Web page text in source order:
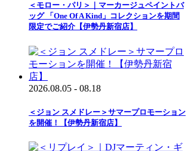
＜モロー・パリ＞｜マーカージュペイントバ
ッグ 「One Of A Kind」コレクションを期間
限定でご紹介【伊勢丹新宿店】
2026.08.05 - 08.18
＜ジョン スメドレー＞サマープロモーション
を開催！【伊勢丹新宿店】